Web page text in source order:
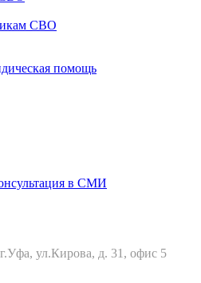
СВО
помощь
в СМИ
ул.Кирова, д. 31, офис 5